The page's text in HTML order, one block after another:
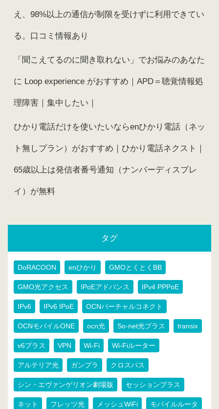
え、98%以上の通信が制限を受けずに利用できてい
る。口コミ情報あり
「聞こえてるのに聞き取れない」でお悩みのあなた
に Loop experience がおすすめ｜APD＝聴覚情報処
理障害｜集中したい｜
ひかり電話だけを使いたいならenひかり電話（ネッ
ト無しプラン）がおすすめ｜ひかり電話ネクスト｜
65歳以上は発信者番号通知（ナンバーディスプレ
イ）が無料
タグ
DoRACOON enひかり GMOとくとくBB
GMO光アクセス IPoEアドバンス IPv4 PPPoE
IPv6 IPv6 IPoE OCNバーチャルコネクト
OCNモバイルONE ocn光 So-net光プラス transix
v6プラス VPN Wi-Fi Wi-Fiルーター
アルテリア光 ガンプラ クロスパス
シン・エヴァンゲリオン劇場版 セッションプラス
ネット フレッツ光 メッシュWiFi モバイルルータ